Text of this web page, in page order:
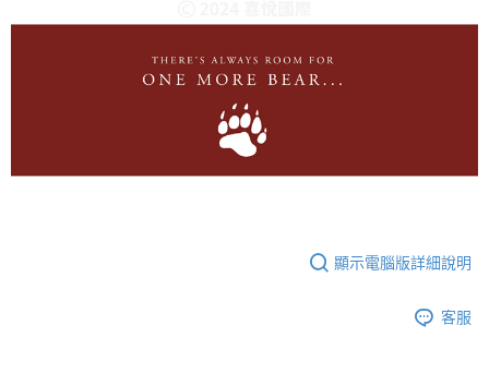
顯示電腦版詳細說明
客服